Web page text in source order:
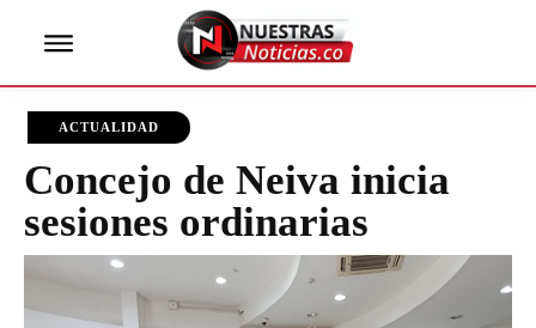
ACTUALIDAD
Concejo de Neiva inicia
sesiones ordinarias